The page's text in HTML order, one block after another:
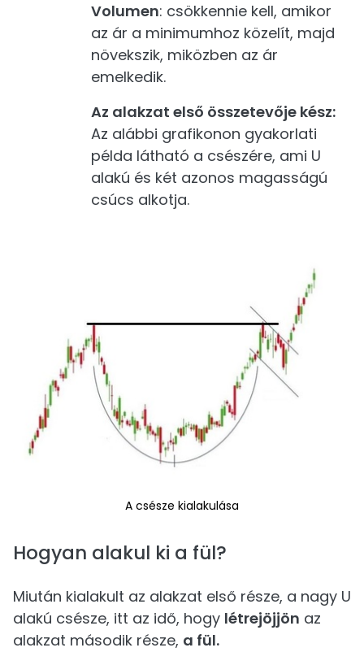
Volumen: csökkennie kell, amikor
az ár a minimumhoz közelít, majd
növekszik, miközben az ár
emelkedik.
Az alakzat első összetevője kész:
Az alábbi grafikonon gyakorlati
példa látható a csészére, ami U
alakú és két azonos magasságú
csúcs alkotja.
A csésze kialakulása
Hogyan alakul ki a fül?
Miután kialakult az alakzat első része, a nagy U
alakú csésze, itt az idő, hogy létrejöjjön az
alakzat második része, a fül.